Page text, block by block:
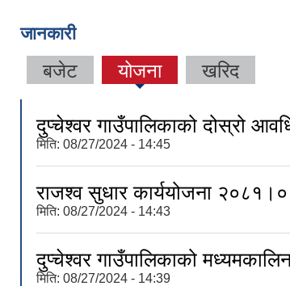
जानकारी
बजेट योजना खरिद
दुप्चेश्वर गाउँपालिकाको दोस्रो
मिति: 08/27/2024 - 14:45
राजश्व सुधार कार्ययोजना
मिति: 08/27/2024 - 14:43
दुप्चेश्वर गाउँपालिकाको
मिति: 08/27/2024 - 14:39